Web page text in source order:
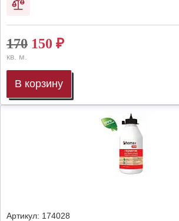
170 150 ₽
кв. м.
В корзину
Артикул: 174028